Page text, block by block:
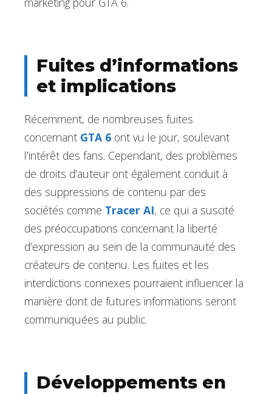
Fuites d’informations
et implications
Récemment, de nombreuses fuites
concernant GTA 6 ont vu le jour, soulevant
l’intérêt des fans. Cependant, des problèmes
de droits d’auteur ont également conduit à
des suppressions de contenu par des
sociétés comme Tracer AI, ce qui a suscité
des préoccupations concernant la liberté
d’expression au sein de la communauté des
créateurs de contenu. Les fuites et les
interdictions connexes pourraient influencer la
manière dont de futures informations seront
communiquées au public.
Développements en